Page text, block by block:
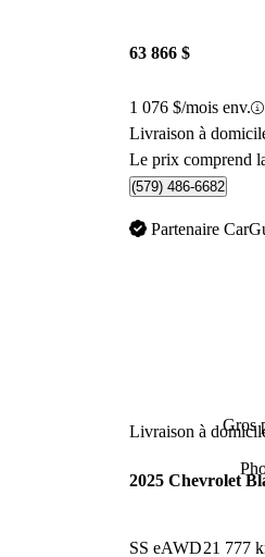
63 866 $
1 076 $/mois env.
Livraison à
Le prix comprend
(579) 486-6682
Partenaire
Gros
Livraison à
2025 Chevrolet
SS eAWD21 777